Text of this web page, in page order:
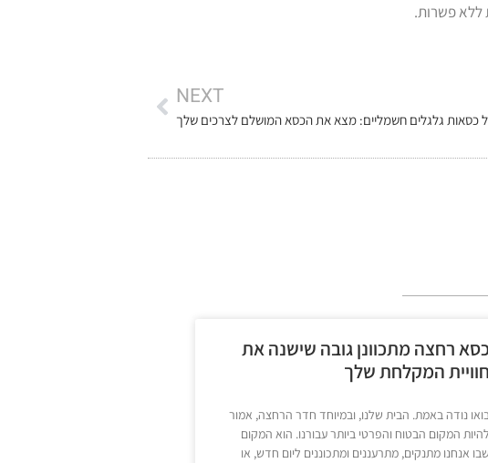
ללא פשרות.
NEXT
כסאות גלגלים חשמליים: מצא את הכסא המושלם לצרכים שלך
כסא רחצה מתכוונן גובה שישנה את
חוויית המקלחת שלך
נודה באמת. הבית שלנו, ובמיוחד חדר הרחצה, אמור
להיות המקום הבטוח והפרטי ביותר עבורנו. הוא המקום
שבו אנחנו מתנקים, מתרעננים ומתכוננים ליום חדש, או